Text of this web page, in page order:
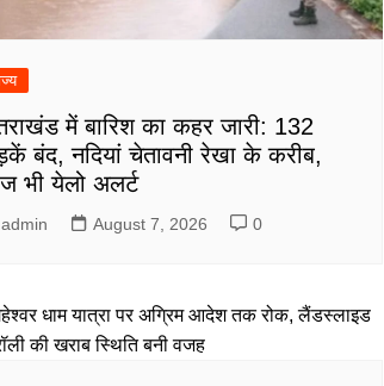
में बारिश का कहर जारी: 132
बंद, नदियां चेतावनी रेखा के करीब,
भी येलो अलर्ट
admin August 7, 2026 0